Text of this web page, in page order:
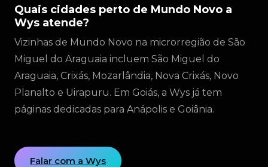
Quais cidades perto de Mundo Novo a
Wys atende?
Vizinhas de Mundo Novo na microrregião de São
Miguel do Araguaia incluem São Miguel do
Araguaia, Crixás, Mozarlândia, Nova Crixás, Novo
Planalto e Uirapuru. Em Goiás, a Wys já tem
páginas dedicadas para Anápolis e Goiânia.
Falar com a Wys